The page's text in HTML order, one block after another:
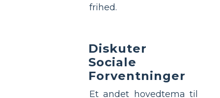
frihed.
Diskuter
Sociale
Forventninger
Et andet hovedtema til